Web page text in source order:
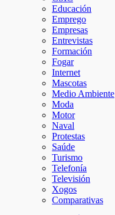
Educación
Emprego
Empresas
Entrevistas
Formación
Fogar
Internet
Mascotas
Medio Ambiente
Moda
Motor
Naval
Protestas
Saúde
Turismo
Telefonía
Televisión
Xogos
Comparativas